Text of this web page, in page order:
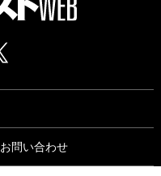
お問い合わせ